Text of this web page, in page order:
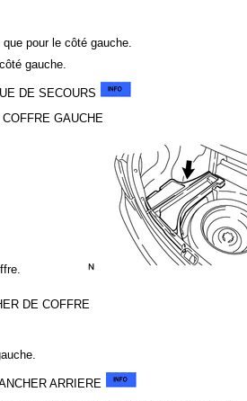
pour le côté gauche.
gauche.
DE SECOURS
GAUCHE
DE COFFRE
ARRIERE